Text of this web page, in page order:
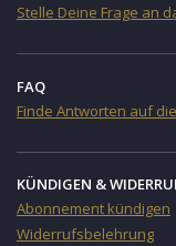
Stelle Deine Frage an
FAQ
Finde Antworten auf
KÜNDIGEN &
Abonnement kündigen
Widerrufsbelehrung